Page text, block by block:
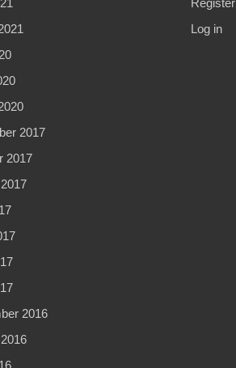
2017
2017
2016
Register
Log in